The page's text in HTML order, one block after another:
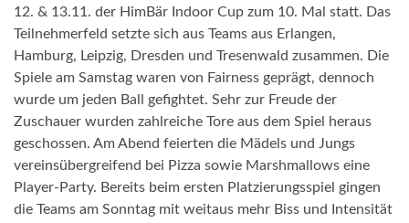
12. & 13.11. der HimBär Indoor Cup zum 10. Mal statt. Das
Teilnehmerfeld setzte sich aus Teams aus Erlangen,
Hamburg, Leipzig, Dresden und Tresenwald zusammen. Die
Spiele am Samstag waren von Fairness geprägt, dennoch
wurde um jeden Ball gefightet. Sehr zur Freude der
Zuschauer wurden zahlreiche Tore aus dem Spiel heraus
geschossen. Am Abend feierten die Mädels und Jungs
vereinsübergreifend bei Pizza sowie Marshmallows eine
Player-Party. Bereits beim ersten Platzierungsspiel gingen
die Teams am Sonntag mit weitaus mehr Biss und Intensität